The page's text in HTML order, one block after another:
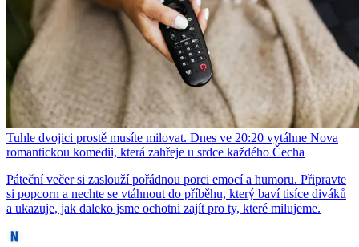
Tuhle dvojici prostě musíte milovat. Dnes ve 20:20 vytáhne Nova
romantickou komedii, která zahřeje u srdce každého Čecha
Páteční večer si zaslouží pořádnou porci emocí a humoru. Připravte
si popcorn a nechte se vtáhnout do příběhu, který baví tisíce diváků
a ukazuje, jak daleko jsme ochotni zajít pro ty, které milujeme.